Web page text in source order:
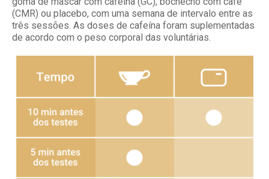
(CMR) ou placebo, com uma semana de intervalo entre as
três sessões. As doses de cafeína foram suplementadas
de acordo com o peso corporal das voluntárias.